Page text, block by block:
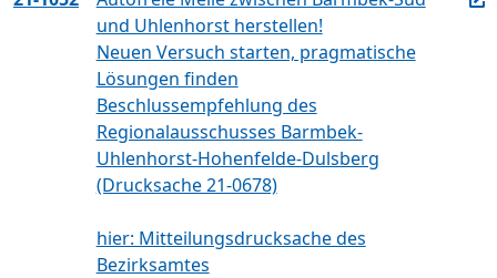
und Uhlenhorst herstellen!
Neuen Versuch starten, pragmatische
Lösungen finden
Beschlussempfehlung des
Regionalausschusses Barmbek-
Uhlenhorst-Hohenfelde-Dulsberg
(Drucksache 21-0678)
hier: Mitteilungsdrucksache des
Bezirksamtes